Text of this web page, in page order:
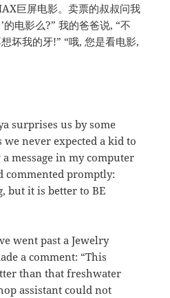
巨屏电影。卖票的叔叔问我
的电影么?” 我的爸爸说, “不
坏我的牙!” “哦, 您是看电影,
surprises us by some
never expected a kid to
message in my computer
commented promptly:
but it is better to BE
went past a Jewelry
a comment: “This
than that freshwater
assistant could not